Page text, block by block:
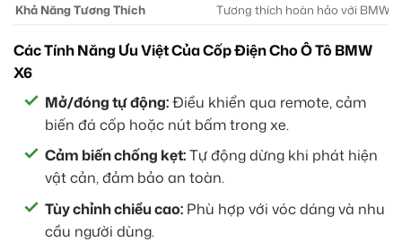
Khả Năng Tương Thích
Tương thích hoàn hảo với BMW
Các Tính Năng Ưu Việt Của Cốp Điện Cho Ô Tô BMW
X6
Mở/đóng tự động:Điều khiển qua remote, cảm
biến đá cốp hoặc nút bấm trong xe.
Cảm biến chống kẹt:Tự động dừng khi phát hiện
vật cản, đảm bảo an toàn.
Tùy chỉnh chiều cao: Phù hợp với vóc dáng và nhu
cầu người dùng.